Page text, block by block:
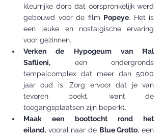
kleurrijke dorp dat oorspronkelijk werd
gebouwd voor de film Popeye. Het is
een leuke en nostalgische ervaring
voor gezinnen.
Verken de Hypogeum van Ħal
Saflieni, een ondergronds
tempelcomplex dat meer dan 5000
jaar oud is. Zorg ervoor dat je van
tevoren boekt, want de
toegangsplaatsen zijn beperkt.
Maak een boottocht rond het
eiland, vooral naar de Blue Grotto, een